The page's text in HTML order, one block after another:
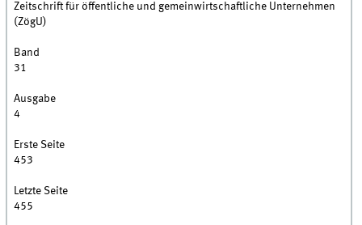
Zeitschrift für öffentliche und gemeinwirtschaftliche Unternehmen
(ZögU)
Band
31
Ausgabe
4
Erste Seite
453
Letzte Seite
455